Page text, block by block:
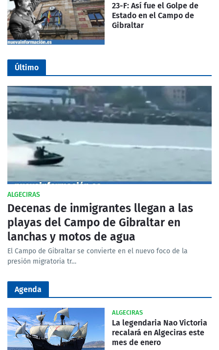
23-F: Así fue el Golpe de
Estado en el Campo de
Gibraltar
Último
ALGECIRAS
Decenas de inmigrantes llegan a las
playas del Campo de Gibraltar en
lanchas y motos de agua
El Campo de Gibraltar se convierte en el nuevo foco de la
presión migratoria tr…
Agenda
ALGECIRAS
La legendaria Nao Victoria
recalará en Algeciras este
mes de enero